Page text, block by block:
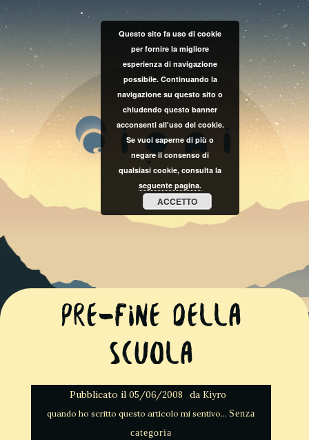
Pre-Fine della
scuola
Pubblicato il 05/06/2008 da Kiyro
Senza
categoria
Questo sito fa uso di cookie
per fornire la migliore
esperienza di navigazione
possibile. Continuando la
navigazione su questo sito o
chiudendo questo banner
acconsenti all'uso dei cookie.
Se vuoi saperne di più o
negare il consenso di
qualsiasi cookie, consulta la
seguente pagina.
ACCETTO